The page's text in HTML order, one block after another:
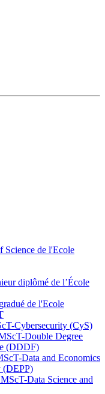
Science de l'Ecole
diplômé de l’École
de l'Ecole
Cybersecurity (CyS)
Double Degree
(DDDF)
Data and Economics
(DEPP)
Data Science and